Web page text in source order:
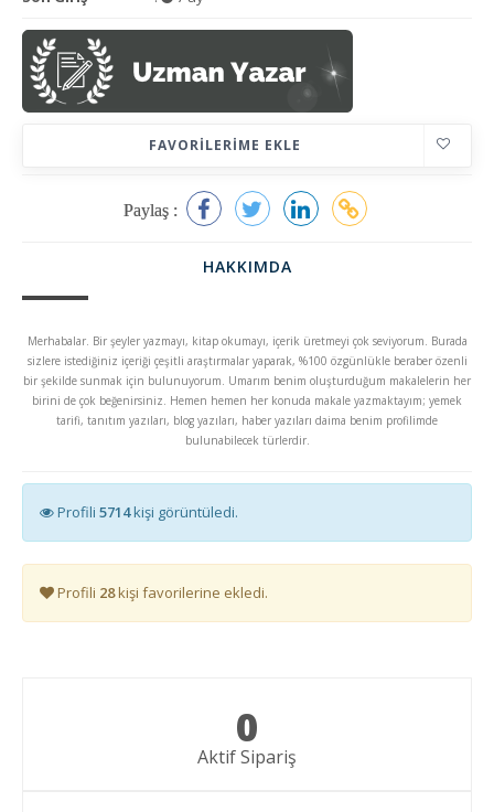
FAVORILERIME EKLE
Paylaş :
HAKKIMDA
Merhabalar. Bir şeyler yazmayı, kitap okumayı, içerik üretmeyi çok seviyorum. Burada
sizlere istediğiniz içeriği çeşitli araştırmalar yaparak, %100 özgünlükle beraber özenli
bir şekilde sunmak için bulunuyorum. Umarım benim oluşturduğum makalelerin her
birini de çok beğenirsiniz. Hemen hemen her konuda makale yazmaktayım; yemek
tarifi, tanıtım yazıları, blog yazıları, haber yazıları daima benim profilimde
bulunabilecek türlerdir.
Profili 5714kişi görüntüledi.
Profili 28kişi favorilerine ekledi.
0
Aktif Sipariş